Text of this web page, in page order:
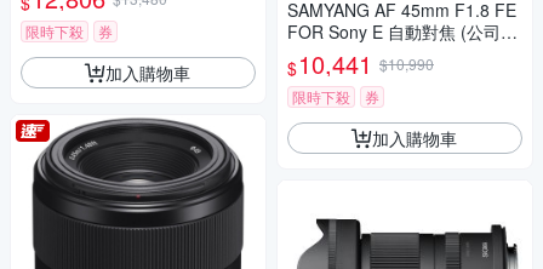
限時下殺
券
加入購物車
SAMYANG AF 45mm F1.8 FE
FOR Sony E 自動對焦 (公司
貨)
$10,441 $10,990
限時下殺
券
加入購物車